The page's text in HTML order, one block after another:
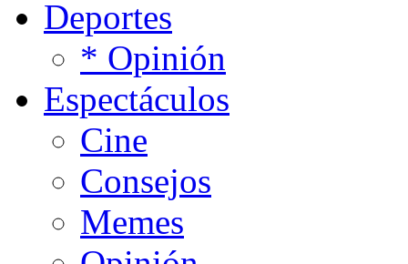
Deportes
* Opinión
Espectáculos
Cine
Consejos
Memes